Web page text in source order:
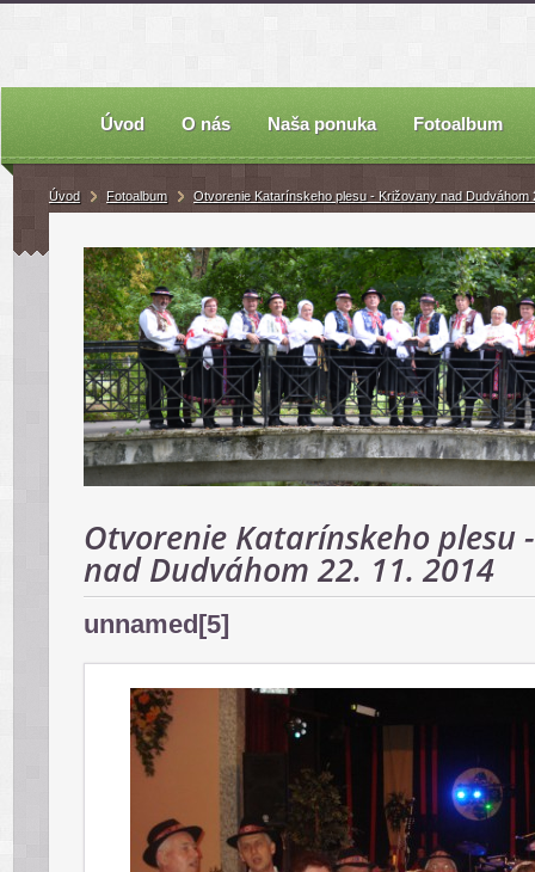
Úvod O nás Naša ponuka Fotoalbum
Úvod Fotoalbum Otvorenie Katarínskeho plesu - Križovany nad Dudváhom
Otvorenie Katarínskeho plesu
nad Dudváhom 22. 11. 2014
unnamed[5]